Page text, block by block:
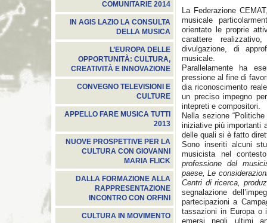
COMUNITARIE 2014
IN AGIS LAZIO LA CONSULTA
DELLA MUSICA
L’EUROPA DELLE
OPPORTUNITÀ: CULTURA,
CREATIVITÀ E INNOVAZIONE
CONVEGNO TELEVISIONI E
CULTURE
APPELLO FARE MUSICA TUTTI
2013
NUOVE PROSPETTIVE PER LA
CULTURA CON GIOVANNI
MARIA FLICK
DALLA FORMAZIONE ALLA
RAPPRESENTAZIONE
INCONTRO CON ORFINI
CULTURA IN MOVIMENTO
La Federazione
musicale
orientato le proprie
carattere
divulgazione, di
musicale.
Parallelamente ha
pressione al fine di
dia riconoscimento
un preciso impegno
intepreti e compositori.
Nella sezione
iniziative più importanti
delle quali si è fatto
Sono inseriti alcuni
musicista nel
professione del
paese, Le
Centri di ricerca,
segnalazione
partecipazioni a
tassazioni in Europa o
emersi negli ultimi